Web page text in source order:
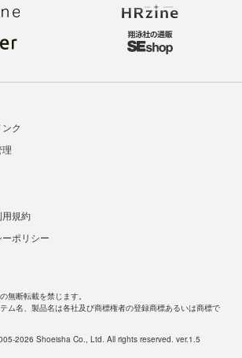
ク
規約
ポリシー
無断転載を禁じます。
ム名、製品名は各社及び商標権者の登録商標あるいは商標で
2026 Shoeisha Co., Ltd. All rights reserved. ver.1.5